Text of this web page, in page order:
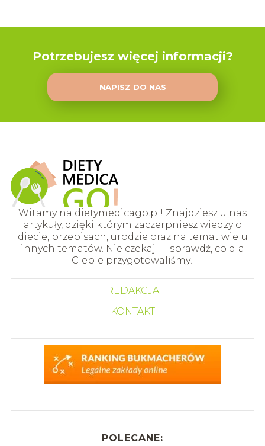
Potrzebujesz więcej informacji?
NAPISZ DO NAS
Witamy na dietymedicago.pl! Znajdziesz u nas
artykuły, dzięki którym zaczerpniesz wiedzy o
diecie, przepisach, urodzie oraz na temat wielu
innych tematów. Nie czekaj — sprawdź, co dla
Ciebie przygotowaliśmy!
REDAKCJA
KONTAKT
POLECANE: